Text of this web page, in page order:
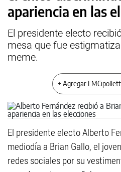
apariencia en las
El presidente electo
mesa que fue
meme.
+ Agregar
El presidente electo Alberto
mediodía a Brian Gallo, el
redes sociales por su